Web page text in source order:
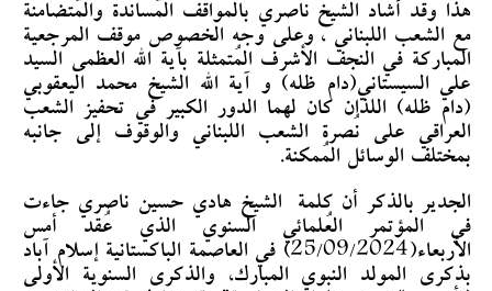
هذا وقد أشاد الشيخ ناصري بالمواقف المُساندة والمُتضامنة
مع الشعب اللبناني ، وعلى وجه الخصوص موقف المرجعية
المباركة في النجف الأشرف المُتمثلة بآية الله العظمى السيد
علي السيستاني(دام ظله) و آية الله الشيخ محمد اليعقوبي
(دام ظله) اللذان كان لهما الدور الكبير في تحفيز الشعب
العراقي على نُصرة الشعب اللبناني والوقوف إلى جانبه
بمختلف الوسائل المُمكنة.
الجدير بالذكر أن كلمة
الشيخ هادي حسين ناصري جاءت
في المؤتمر العُلمائي السنوي الذي عُقد أمس
الأربعاء(25/09/2024) في العاصمة الباكستانية إسلام آباد
بذكرى المولد النبوي المبارك، والذكرى السنوية الأولى